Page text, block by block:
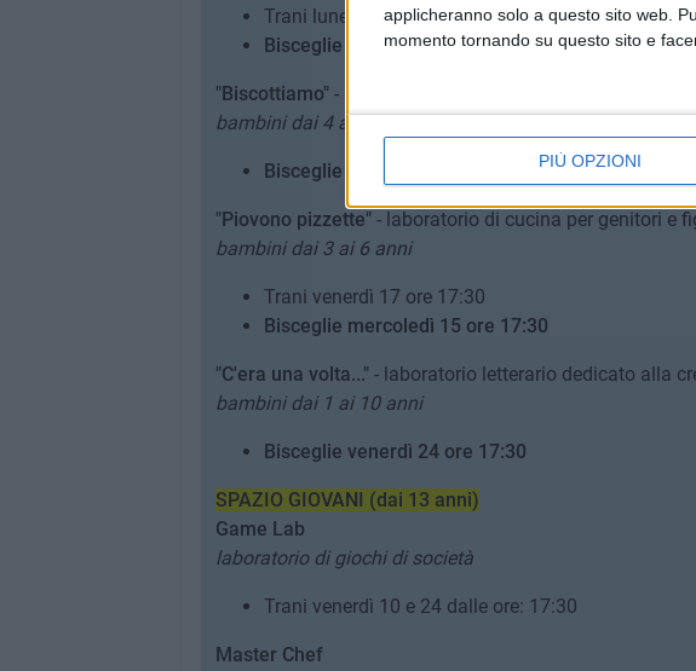
applicheranno solo a questo sito web.
momento tornando su questo sito e
PIÙ OPZIONI
Trani lunedì 27 ore 18:00
Bisceglie lunedì 27 ore 17:30
"Biscottiamo" - laboratorio di cucina per genitori e figli
bambini dai 4 agli 8 anni
Bisceglie venerdì 3 ore 17:00
"Piovono pizzette" - laboratorio di cucina per genitori e
bambini dai 3 ai 6 anni
Trani venerdì 17 ore 17:30
Bisceglie mercoledì 15 ore 17:30
"C'era una volta..." - laboratorio letterario dedicato alla
bambini dai 1 ai 10 anni
Bisceglie venerdì 24 ore 17:30
SPAZIO GIOVANI (dai 13 anni)
Game Lab
laboratorio di giochi di società
Trani venerdì 10 e 24 dalle ore: 17:30
Master Chef